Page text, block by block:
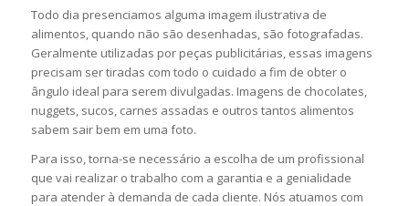
Todo dia presenciamos alguma imagem ilustrativa de
alimentos, quando não são desenhadas, são fotografadas.
Geralmente utilizadas por peças publicitárias, essas imagens
precisam ser tiradas com todo o cuidado a fim de obter o
ângulo ideal para serem divulgadas. Imagens de chocolates,
nuggets, sucos, carnes assadas e outros tantos alimentos
sabem sair bem em uma foto.
Para isso, torna-se necessário a escolha de um profissional
que vai realizar o trabalho com a garantia e a genialidade
para atender à demanda de cada cliente. Nós atuamos com